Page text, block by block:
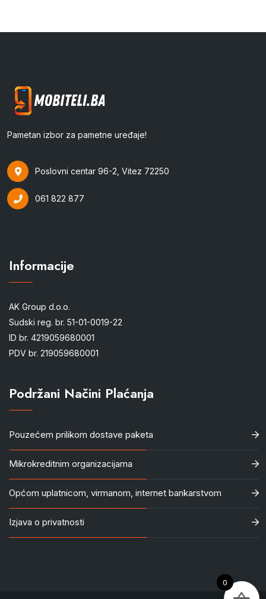
Pametan izbor za pametne uređaje!
Poslovni centar 96-2, Vitez 72250
061 822 877
Informacije
AK Group d.o.o.
Sudski reg. br. 51-01-0019-22
ID br. 4219059680001
PDV br. 219059680001
Podržani Načini Plaćanja
Pouzećem prilikom dostave paketa
Mikrokreditnim organizacijama
Općom uplatnicom, virmanom, internet bankarstvom
Izjava o privatnosti
0